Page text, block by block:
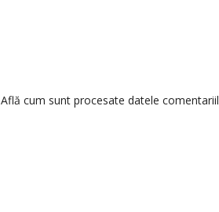
Află cum sunt procesate datele